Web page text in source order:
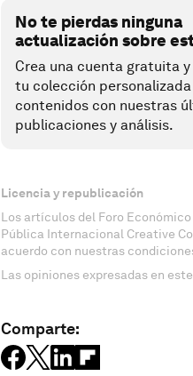
No te pierdas ninguna
actualización sobre
Crea una cuenta gratuita
tu colección
contenidos con nuestras
publicaciones y análisis.
Licencia y republicación
Los artículos del Foro
Pública Internacional Creative
acuerdo con nuestras
Las opiniones expresadas en
Comparte: